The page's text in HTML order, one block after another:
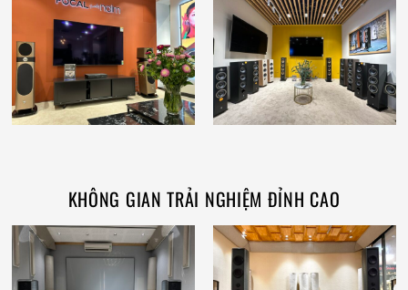
KHÔNG GIAN TRẢI NGHIỆM ĐỈNH CAO